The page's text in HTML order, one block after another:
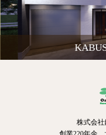
株式会